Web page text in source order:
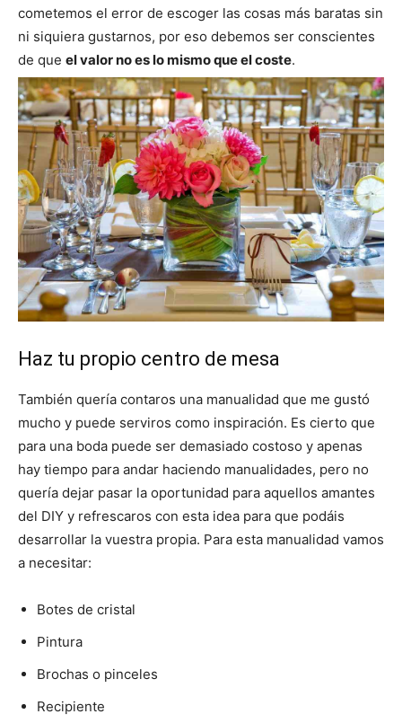
cometemos el error de escoger las cosas más baratas sin
ni siquiera gustarnos, por eso debemos ser conscientes
de que el valor no es lo mismo que el coste.
Haz tu propio centro de mesa
También quería contaros una manualidad que me gustó
mucho y puede serviros como inspiración. Es cierto que
para una boda puede ser demasiado costoso y apenas
hay tiempo para andar haciendo manualidades, pero no
quería dejar pasar la oportunidad para aquellos amantes
del DIY y refrescaros con esta idea para que podáis
desarrollar la vuestra propia. Para esta manualidad vamos
a necesitar:
Botes de cristal
Pintura
Brochas o pinceles
Recipiente